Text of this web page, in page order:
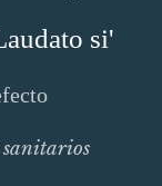
si'
sanitarios